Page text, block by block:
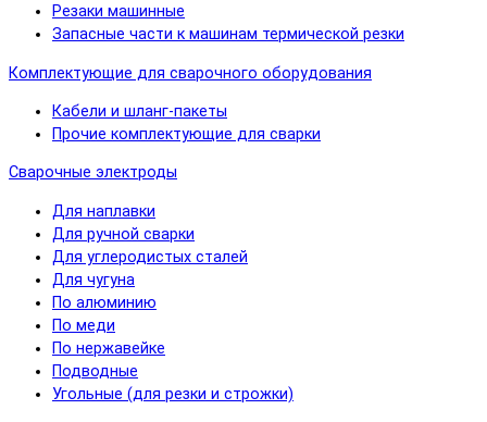
Резаки машинные
Запасные части к машинам термической резки
Комплектующие для сварочного оборудования
Кабели и шланг-пакеты
Прочие комплектующие для сварки
Сварочные электроды
Для наплавки
Для ручной сварки
Для углеродистых сталей
Для чугуна
По алюминию
По меди
По нержавейке
Подводные
Угольные (для резки и строжки)